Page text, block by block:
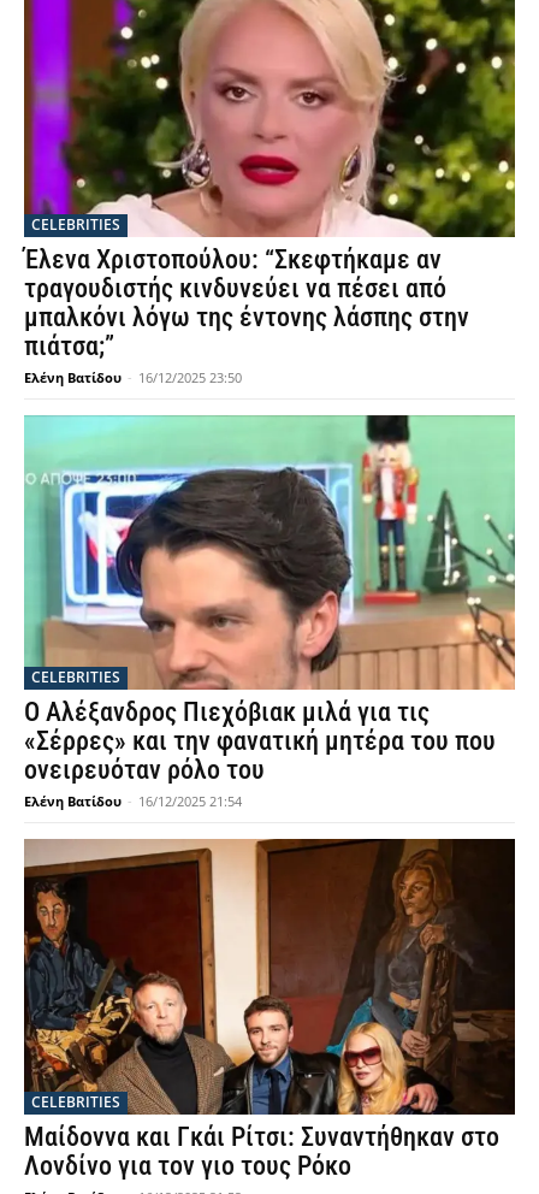
CELEBRITIES
Έλενα Χριστοπούλου: “Σκεφτήκαμε αν
τραγουδιστής κινδυνεύει να πέσει από
μπαλκόνι λόγω της έντονης λάσπης στην
πιάτσα;”
Ελένη Βατίδου - 16/12/2025 23:50
CELEBRITIES
Ο Αλέξανδρος Πιεχόβιακ μιλά για τις
«Σέρρες» και την φανατική μητέρα του που
ονειρευόταν ρόλο του
Ελένη Βατίδου - 16/12/2025 21:54
CELEBRITIES
Μαίδοννα και Γκάι Ρίτσι: Συναντήθηκαν στο
Λονδίνο για τον γιο τους Ρόκο